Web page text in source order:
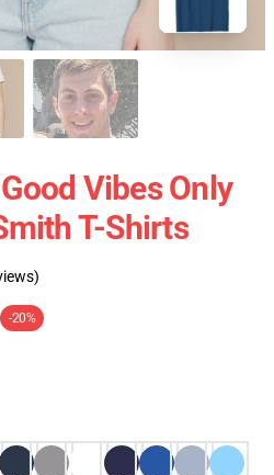
Vibes Only
T-Shirts
-20%